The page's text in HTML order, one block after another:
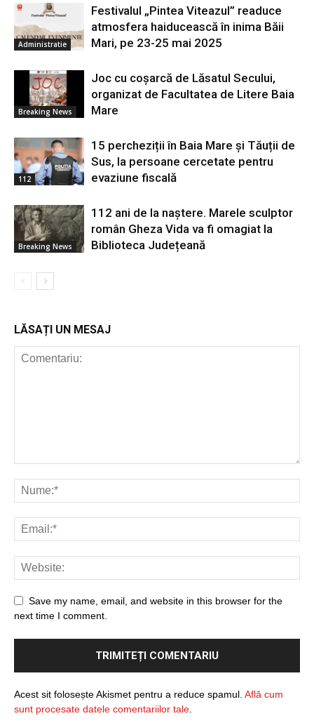
Administratie
Festivalul „Pintea Viteazul” readuce
atmosfera haiducească în inima Băii
Mari, pe 23-25 mai 2025
Breaking News
Joc cu coșarcă de Lăsatul Secului,
organizat de Facultatea de Litere Baia
Mare
112
15 percheziții în Baia Mare și Tăuții de
Sus, la persoane cercetate pentru
evaziune fiscală
Breaking News
112 ani de la naștere. Marele sculptor
român Gheza Vida va fi omagiat la
Biblioteca Județeană
LĂSAȚI UN MESAJ
Save my name, email, and website in this browser for the
next time I comment.
Acest sit folosește Akismet pentru a reduce spamul. Află cum
sunt procesate datele comentariilor tale